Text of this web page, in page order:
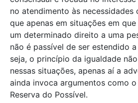
no atendimento às necessidades
que apenas em situações em
um determinado direito a uma
não é passível de ser estendido
seja, o princípio da igualdade
nessas situações, apenas aí a
ainda invoca argumentos como
Reserva do Possível.